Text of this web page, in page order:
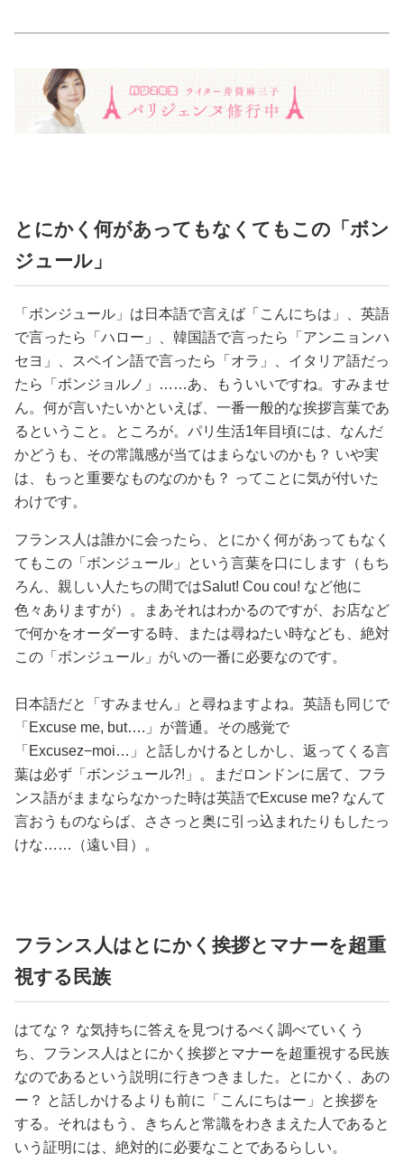
占い
性と愛
とにかく何があってもなくてもこの「ボン
ジュール」
「ボンジュール」は日本語で言えば「こんにちは」、英語
で言ったら「ハロー」、韓国語で言ったら「アンニョンハ
セヨ」、スペイン語で言ったら「オラ」、イタリア語だっ
たら「ボンジョルノ」……あ、もういいですね。すみませ
ん。何が言いたいかといえば、一番一般的な挨拶言葉であ
るということ。ところが。パリ生活1年目頃には、なんだ
かどうも、その常識感が当てはまらないのかも？ いや実
は、もっと重要なものなのかも？ ってことに気が付いた
わけです。
フランス人は誰かに会ったら、とにかく何があってもなく
てもこの「ボンジュール」という言葉を口にします（もち
ろん、親しい人たちの間ではSalut! Cou cou! など他に
色々ありますが）。まあそれはわかるのですが、お店など
で何かをオーダーする時、または尋ねたい時なども、絶対
この「ボンジュール」がいの一番に必要なのです。
日本語だと「すみません」と尋ねますよね。英語も同じで
「Excuse me, but….」が普通。その感覚で
「Excusez−moi…」と話しかけるとしかし、返ってくる言
葉は必ず「ボンジュール?!」。まだロンドンに居て、フラ
ンス語がままならなかった時は英語でExcuse me? なんて
言おうものならば、ささっと奥に引っ込まれたりもしたっ
けな……（遠い目）。
フランス人はとにかく挨拶とマナーを超重
視する民族
はてな？ な気持ちに答えを見つけるべく調べていくう
ち、フランス人はとにかく挨拶とマナーを超重視する民族
なのであるという説明に行きつきました。とにかく、あの
ー？ と話しかけるよりも前に「こんにちはー」と挨拶を
する。それはもう、きちんと常識をわきまえた人であると
いう証明には、絶対的に必要なことであるらしい。